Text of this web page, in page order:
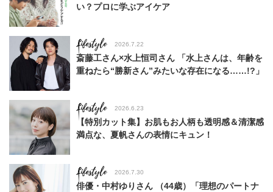
い？プロに学ぶアイケア
Lifestyle 2026.7.22
斎藤工さん×水上恒司さん 「水上さんは、年齢を
重ねたら“勝新さん”みたいな存在になる……!?」
Lifestyle 2026.6.23
【特別カット集】お肌もお人柄も透明感＆清潔感
満点な、夏帆さんの表情にキュン！
Lifestyle 2026.7.30
俳優・中村ゆりさん （44歳）「理想のパートナ